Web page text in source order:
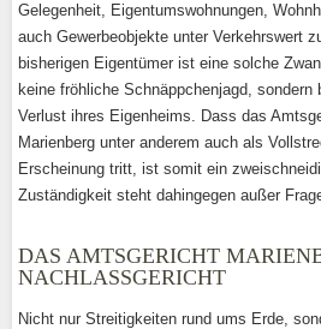
Gelegenheit, Eigentumswohnungen,
auch Gewerbeobjekte unter Verkehrswert
bisherigen Eigentümer ist eine solche
keine fröhliche Schnäppchenjagd, sondern
Verlust ihres Eigenheims. Dass das
Marienberg unter anderem auch als
Erscheinung tritt, ist somit ein
Zuständigkeit steht dahingegen außer
DAS AMTSGERICHT
NACHLASSGERICHT
Nicht nur Streitigkeiten rund ums Erde,